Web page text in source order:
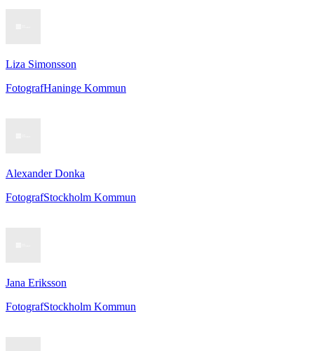
Liza Simonsson
FotografHaninge Kommun
Alexander Donka
FotografStockholm Kommun
Jana Eriksson
FotografStockholm Kommun